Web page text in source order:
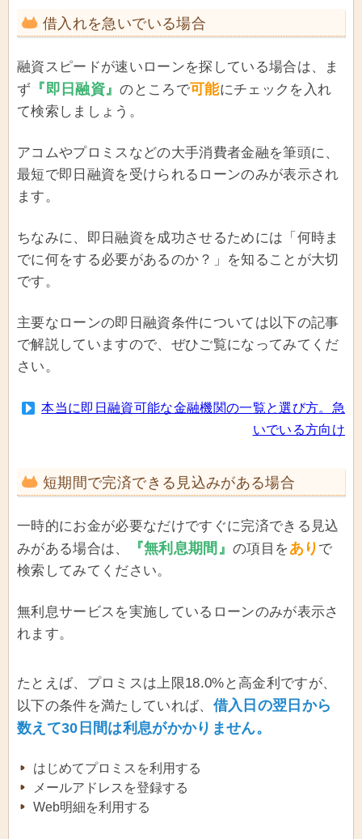
借入れを急いでいる場合
融資スピードが速いローンを探している場合は、ま
ず 『即日融資』のところで可能にチェックを入れ
て検索しましょう。
アコムやプロミスなどの大手消費者金融を筆頭に、
最短で即日融資を受けられるローンのみが表示され
ます。
ちなみに、即日融資を成功させるためには「何時ま
でに何をする必要があるのか？」を知ることが大切
です。
主要なローンの即日融資条件については以下の記事
で解説していますので、ぜひご覧になってみてくだ
さい。
本当に即日融資可能な金融機関の一覧と選び方。急
いでいる方向け
短期間で完済できる見込みがある場合
一時的にお金が必要なだけですぐに完済できる見込
みがある場合は、
『無利息期間』の項目をあり で
検索してみてください。
無利息サービスを実施しているローンのみが表示さ
れます。
たとえば、プロミスは上限18.0%と高金利ですが、
以下の条件を満たしていれば、 借入日の翌日から
数えて30日間は利息がかかりません。
はじめてプロミスを利用する
メールアドレスを登録する
Web明細を利用する